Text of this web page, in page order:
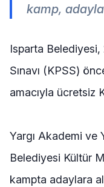
kamp,
Isparta
Sınavı (KPSS)
amacıyla ücretsiz
Yargı Akademi ve
Belediyesi Kültür
kampta adaylara